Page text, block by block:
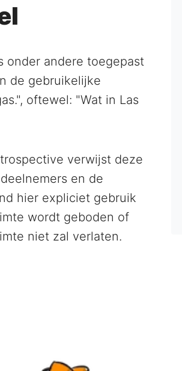
onder andere toegepast
de gebruikelijke
oftewel: "Wat in Las
verwijst deze
en de
hier expliciet gebruik
wordt geboden of
niet zal verlaten.